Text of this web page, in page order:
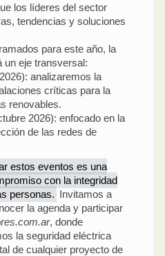
los líderes del sector
tendencias y soluciones
para este año, la
un eje transversal:
analizaremos la
críticas para la
renovables.
2026): enfocado en la
de las redes de
estos eventos es una
con la integridad
personas. Invitamos a
la agenda y participar
, donde
la seguridad eléctrica
de cualquier proyecto de